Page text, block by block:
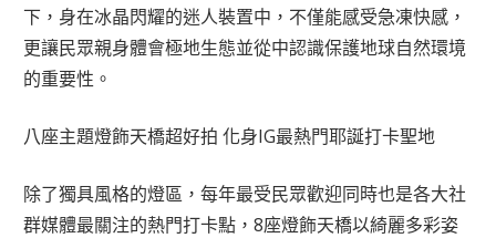
下，身在冰晶閃耀的迷人裝置中，不僅能感受急凍快感，
更讓民眾親身體會極地生態並從中認識保護地球自然環境
的重要性。
八座主題燈飾天橋超好拍 化身IG最熱門耶誕打卡聖地
除了獨具風格的燈區，每年最受民眾歡迎同時也是各大社
群媒體最關注的熱門打卡點，8座燈飾天橋以綺麗多彩姿